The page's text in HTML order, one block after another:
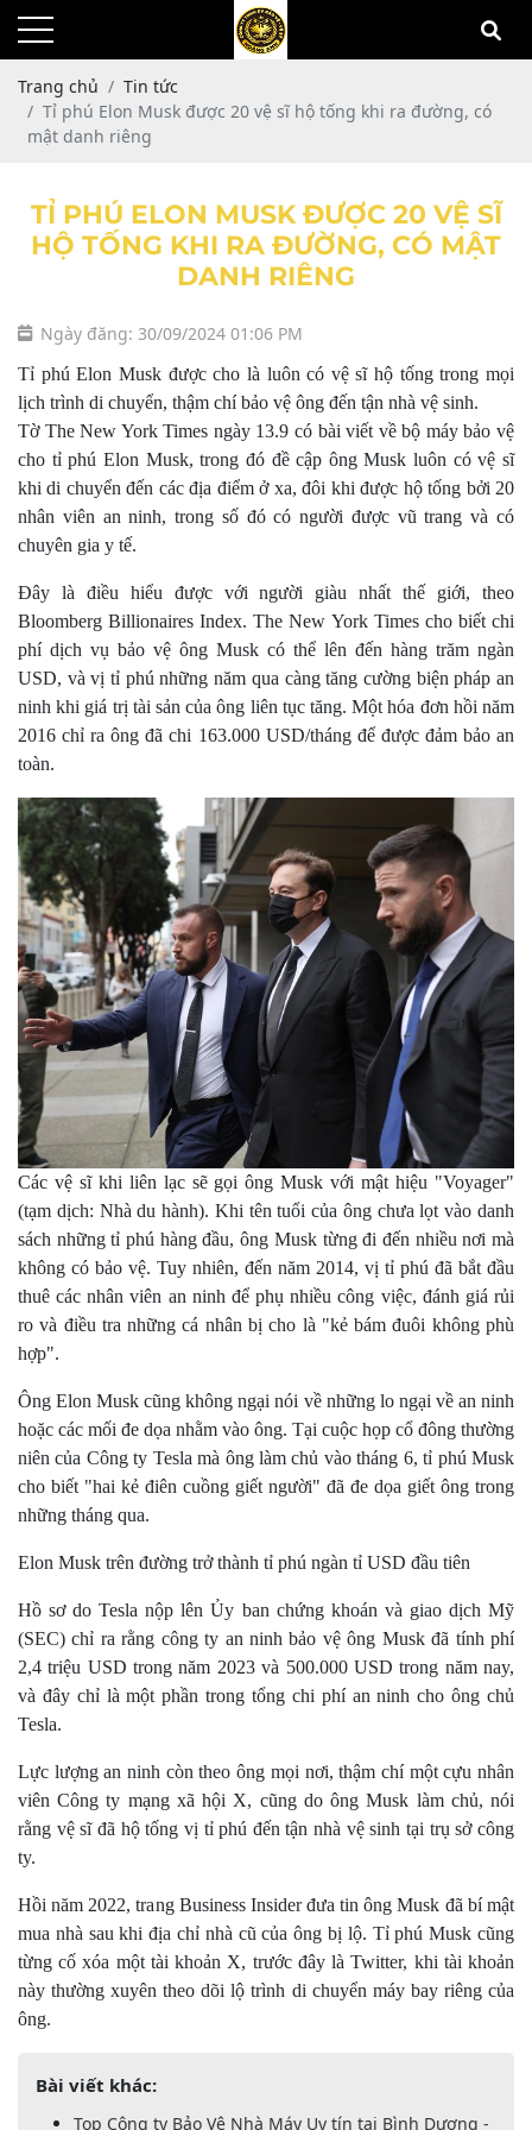
Trang chủ
Tin tức
Tỉ phú Elon Musk được 20 vệ sĩ hộ tống khi ra đường, có
mật danh riêng
TỈ PHÚ ELON MUSK ĐƯỢC 20 VỆ SĨ
HỘ TỐNG KHI RA ĐƯỜNG, CÓ MẬT
DANH RIÊNG
Ngày đăng: 30/09/2024 01:06 PM
Tỉ phú Elon Musk được cho là luôn có vệ sĩ hộ tống trong mọi
lịch trình di chuyển, thậm chí bảo vệ ông đến tận nhà vệ sinh.
Tờ The New York Times ngày 13.9 có bài viết về bộ máy bảo vệ
cho tỉ phú Elon Musk, trong đó đề cập ông Musk luôn có vệ sĩ
khi di chuyển đến các địa điểm ở xa, đôi khi được hộ tống bởi 20
nhân viên an ninh, trong số đó có người được vũ trang và có
chuyên gia y tế.
Đây là điều hiểu được với người giàu nhất thế giới, theo
Bloomberg Billionaires Index. The New York Times cho biết chi
phí dịch vụ bảo vệ ông Musk có thể lên đến hàng trăm ngàn
USD, và vị tỉ phú những năm qua càng tăng cường biện pháp an
ninh khi giá trị tài sản của ông liên tục tăng. Một hóa đơn hồi năm
2016 chỉ ra ông đã chi 163.000 USD/tháng để được đảm bảo an
toàn.
Các vệ sĩ khi liên lạc sẽ gọi ông Musk với mật hiệu "Voyager"
(tạm dịch: Nhà du hành). Khi tên tuổi của ông chưa lọt vào danh
sách những tỉ phú hàng đầu, ông Musk từng đi đến nhiều nơi mà
không có bảo vệ. Tuy nhiên, đến năm 2014, vị tỉ phú đã bắt đầu
thuê các nhân viên an ninh để phụ nhiều công việc, đánh giá rủi
ro và điều tra những cá nhân bị cho là "kẻ bám đuôi không phù
hợp".
Ông Elon Musk cũng không ngại nói về những lo ngại về an ninh
hoặc các mối đe dọa nhằm vào ông. Tại cuộc họp cổ đông thường
niên của Công ty Tesla mà ông làm chủ vào tháng 6, tỉ phú Musk
cho biết "hai kẻ điên cuồng giết người" đã đe dọa giết ông trong
những tháng qua.
Elon Musk trên đường trở thành tỉ phú ngàn tỉ USD đầu tiên
Hồ sơ do Tesla nộp lên Ủy ban chứng khoán và giao dịch Mỹ
(SEC) chỉ ra rằng công ty an ninh bảo vệ ông Musk đã tính phí
2,4 triệu USD trong năm 2023 và 500.000 USD trong năm nay,
và đây chỉ là một phần trong tổng chi phí an ninh cho ông chủ
Tesla.
Lực lượng an ninh còn theo ông mọi nơi, thậm chí một cựu nhân
viên Công ty mạng xã hội X, cũng do ông Musk làm chủ, nói
rằng vệ sĩ đã hộ tống vị tỉ phú đến tận nhà vệ sinh tại trụ sở công
ty.
Hồi năm 2022, trang Business Insider đưa tin ông Musk đã bí mật
mua nhà sau khi địa chỉ nhà cũ của ông bị lộ. Tỉ phú Musk cũng
từng cố xóa một tài khoản X, trước đây là Twitter, khi tài khoản
này thường xuyên theo dõi lộ trình di chuyển máy bay riêng của
ông.
Bài viết khác:
Top Công ty Bảo Vệ Nhà Máy Uy tín tại Bình Dương -